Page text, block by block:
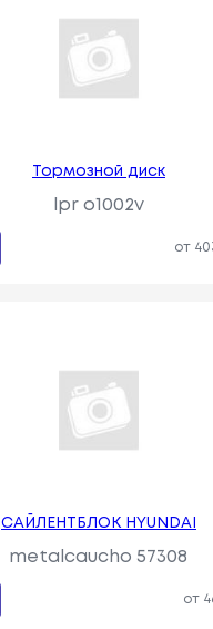
Тормозной диск
lpr o1002v
от
САЙЛЕНТБЛОК HYUNDAI
metalcaucho 57308
от